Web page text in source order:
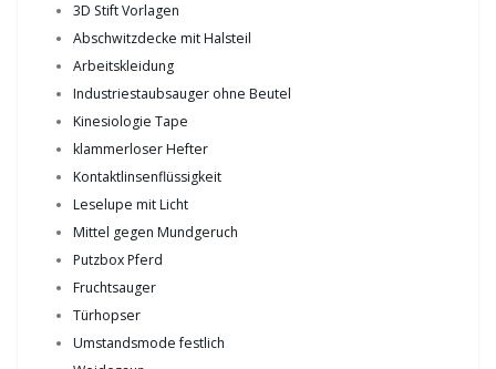
3D Stift Vorlagen
Abschwitzdecke mit Halsteil
Arbeitskleidung
Industriestaubsauger ohne Beutel
Kinesiologie Tape
klammerloser Hefter
Kontaktlinsenflüssigkeit
Leselupe mit Licht
Mittel gegen Mundgeruch
Putzbox Pferd
Fruchtsauger
Türhopser
Umstandsmode festlich